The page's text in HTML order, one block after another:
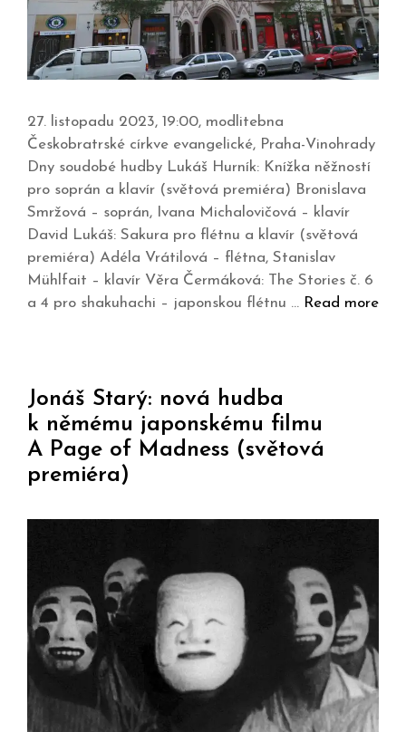
27. listopadu 2023, 19:00, modlitebna
Českobratrské církve evangelické, Praha-Vinohrady
Dny soudobé hudby Lukáš Hurník: Knížka něžností
pro soprán a klavír (světová premiéra) Bronislava
Smržová – soprán, Ivana Michalovičová – klavír
David Lukáš: Sakura pro flétnu a klavír (světová
premiéra) Adéla Vrátilová – flétna, Stanislav
Mühlfait – klavír Věra Čermáková: The Stories č. 6
a 4 pro shakuhachi – japonskou flétnu … Read more
Jonáš Starý: nová hudba
k němému japonskému filmu
A Page of Madness (světová
premiéra)